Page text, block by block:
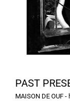
PAST
MAISON DE OUF -